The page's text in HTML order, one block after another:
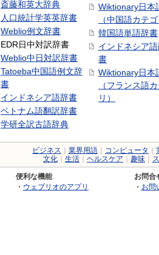
斎藤和英大辞典
人口統計学英英辞書
Weblio例文辞書
EDR日中対訳辞書
Weblio中日対訳辞書
Tatoeba中国語例文辞
書
インドネシア語辞書
ベトナム語翻訳辞書
学研全訳古語辞典
Wiktionary日本
（中国語カテ
韓国語単語辞書
インドネシア
書
Wiktionary日本
（フランス語
リ）
ビジネス 業界用語 コンピュータ
文化
生活 ヘルスケア 趣味
便利な機能
・ ウェブリオのアプリ
お問合
・ お問